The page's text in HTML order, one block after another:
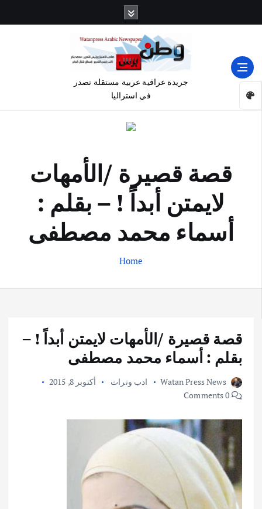
جريدة عراقية عربية مستقلة تصدر
في استراليا
قصة قصيرة /الأمهات
لايمتن أبداً ! – بقلم :
أسماء محمد مصطفى
Home
قصة قصيرة /الأمهات لايمتن أبداً ! –
بقلم : أسماء محمد مصطفى
Watan Press News ادب وتراث
أكتوبر 8, 2015